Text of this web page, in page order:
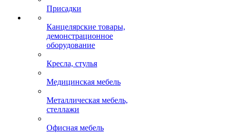
Присадки
Канцелярские товары,
демонстрационное
оборудование
Кресла, стулья
Медицинская мебель
Металлическая мебель,
стеллажи
Офисная мебель